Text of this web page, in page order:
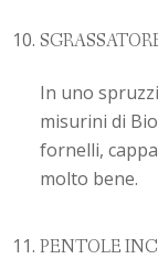
In uno
misurini di
fornelli,
molto bene.
PENTOLE